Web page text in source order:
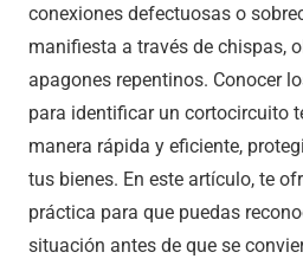
conexiones defectuosas o
manifiesta a través de chispas,
apagones repentinos. Conocer
para identificar un cortocircuito
manera rápida y eficiente,
tus bienes. En este artículo, te
práctica para que puedas
situación antes de que se